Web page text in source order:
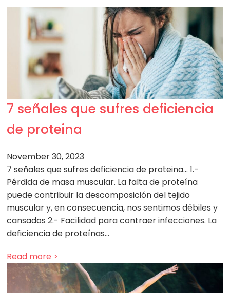
7 señales que sufres deficiencia
de proteina
November 30, 2023
7 señales que sufres deficiencia de proteina… 1.-
Pérdida de masa muscular. La falta de proteína
puede contribuir la descomposición del tejido
muscular y, en consecuencia, nos sentimos débiles y
cansados 2.- Facilidad para contraer infecciones. La
deficiencia de proteínas…
Read more >